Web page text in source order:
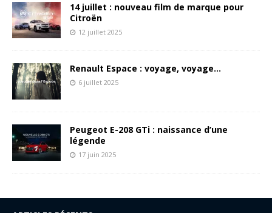
14 juillet : nouveau film de marque pour
Citroën
12 juillet 2025
Renault Espace : voyage, voyage…
6 juillet 2025
Peugeot E-208 GTi : naissance d’une
légende
17 juin 2025